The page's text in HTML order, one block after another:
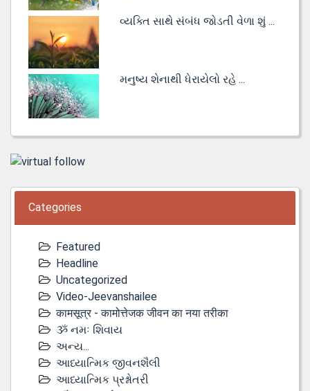
વ્યક્તિ સાથે સંબંધ જોડતી વેળા શું ...
મનુષ્ય શેનાથી ધેરાયેલો રહે ...
Categories
Featured
Headline
Uncategorized
Video-Jeevanshailee
कामसूत्र - कामोत्तेजक जीवन का नया तरीका
ૐ નમઃ શિવાય
અન્ય...
આધ્યાત્મિક જીવનશૈલી
આધ્યાત્મિક પ્રશ્નોતરી